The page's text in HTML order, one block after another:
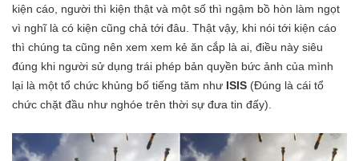
kiện cáo, người thì kiện thật và một số thì ngậm bồ hòn làm ngọt
vì nghĩ là có kiện cũng chả tới đâu. Thật vậy, khi nói tới kiện cáo
thì chúng ta cũng nên xem xem kẻ ăn cắp là ai, điều này siêu
đúng khi người sử dụng trái phép bản quyền bức ảnh của mình
lại là một tổ chức khủng bố tiếng tăm như ISIS (Đúng là cái tổ
chức chặt đầu như nghóe trên thời sự đưa tin đấy).